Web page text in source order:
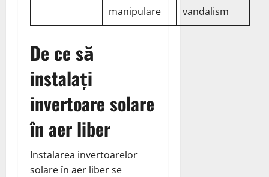
manipulare
vandalism
De ce să
instalați
invertoare solare
în aer liber
Instalarea invertoarelor
solare în aer liber se